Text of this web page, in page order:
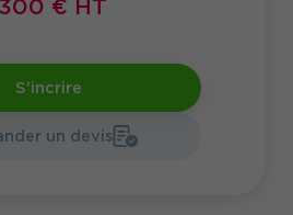
€ HT
S'incrire
un devis